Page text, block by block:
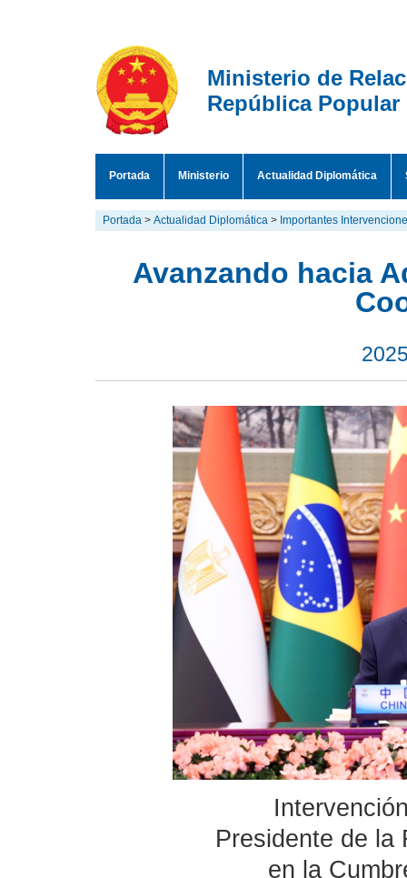
Ministerio de
República Popular
Portada Ministerio Actualidad Diplomática
Portada > Actualidad Diplomática > Importantes
Avanzando hacia
Presidente de la
en la